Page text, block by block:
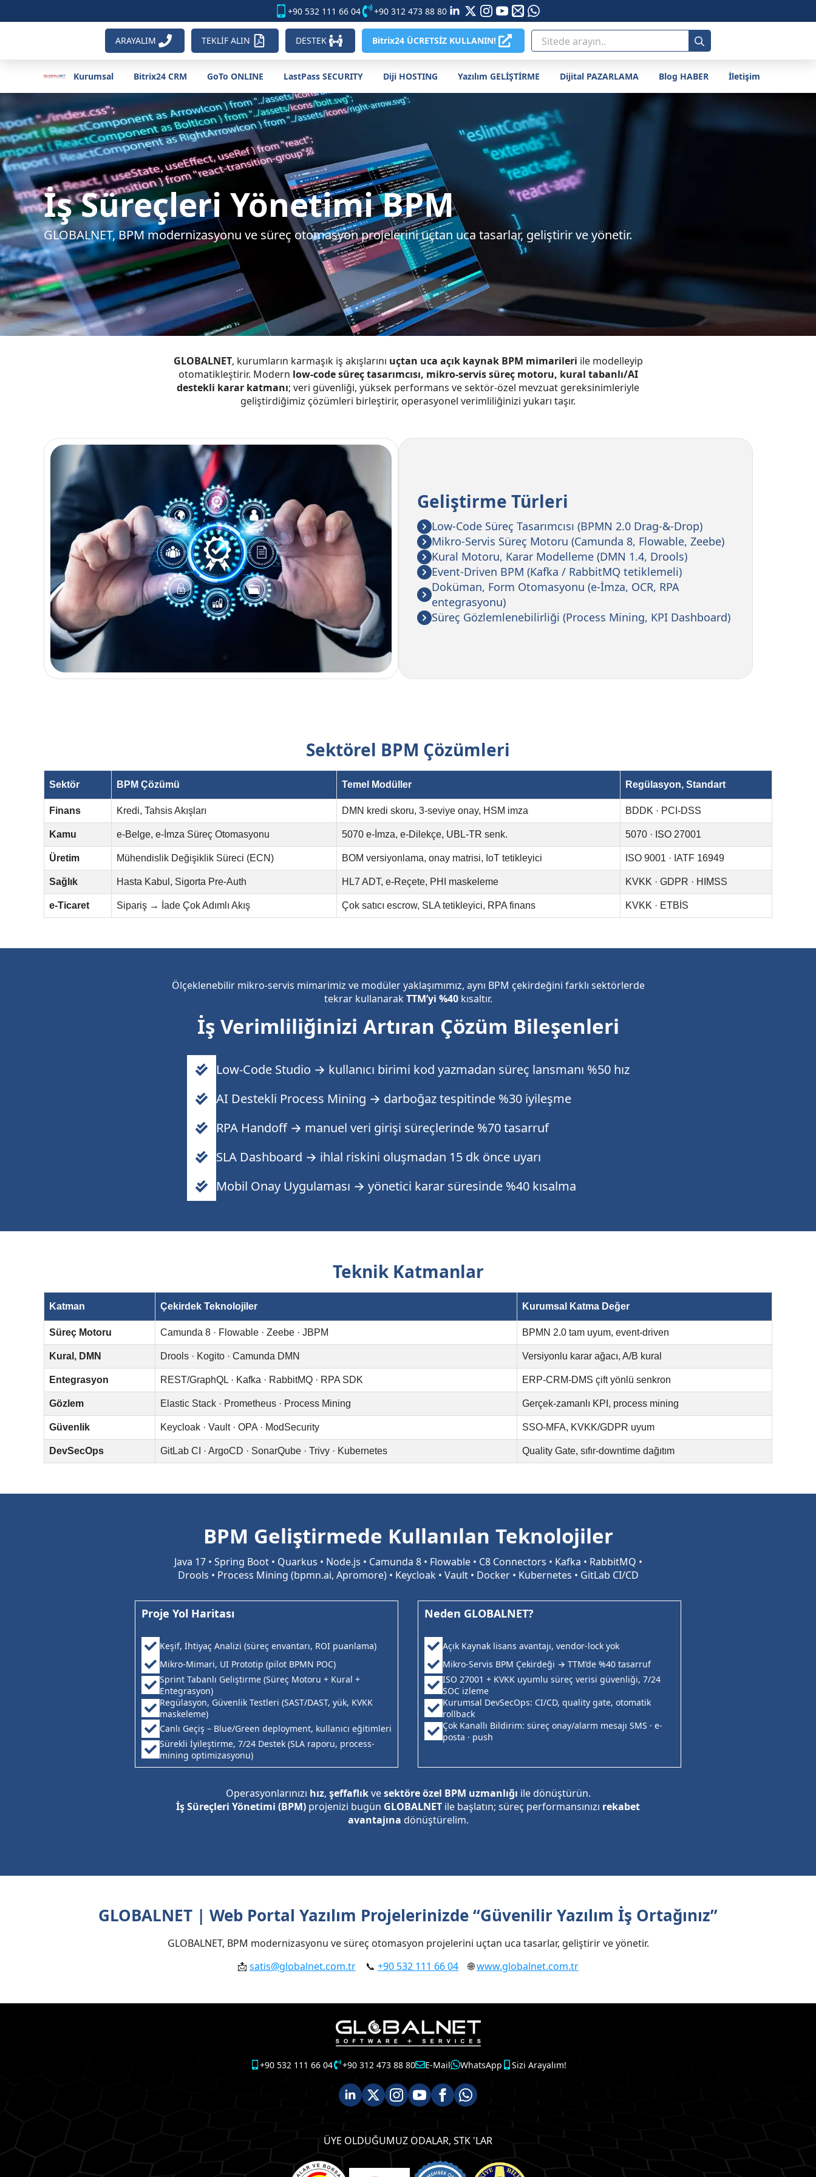
+90 532 111 66 04 +90 312 473 88 80
ARAYALIM TEKLİF ALIN DESTEK Bitrix24 ÜCRETSİZ KULLANIN!
Search
for:
Kurumsal Bitrix24 CRM GoTo ONLINE LastPass SECURITY Diji HOSTING Yazılım GELİŞTİRME Dijital PAZARLAMA Blog HABER İletişim
İş Süreçleri Yönetimi BPM
GLOBALNET, BPM modernizasyonu ve süreç otomasyon projelerini uçtan uca tasarlar, geliştirir ve yönetir.
GLOBALNET, kurumların karmaşık iş akışlarını uçtan uca açık kaynak BPM mimarileri ile modelleyip
otomatikleştirir. Modern low-code süreç tasarımcısı, mikro-servis süreç motoru, kural tabanlı/AI
destekli karar katmanı; veri güvenliği, yüksek performans ve sektör-özel mevzuat gereksinimleriyle
geliştirdiğimiz çözümleri birleştirir, operasyonel verimliliğinizi yukarı taşır.
Geliştirme Türleri
Low-Code Süreç Tasarımcısı (BPMN 2.0 Drag-&-Drop)
Mikro-Servis Süreç Motoru (Camunda 8, Flowable, Zeebe)
Kural Motoru, Karar Modelleme (DMN 1.4, Drools)
Event-Driven BPM (Kafka / RabbitMQ tetiklemeli)
Doküman, Form Otomasyonu (e-İmza, OCR, RPA
entegrasyonu)
Süreç Gözlemlenebilirliği (Process Mining, KPI Dashboard)
Sektörel BPM Çözümleri
Sektör BPM Çözümü Temel Modüller Regülasyon, Standart
Finans Kredi, Tahsis Akışları DMN kredi skoru, 3-seviye onay, HSM imza BDDK · PCI-DSS
Kamu e-Belge, e-İmza Süreç Otomasyonu 5070 e-İmza, e-Dilekçe, UBL-TR senk. 5070 · ISO 27001
Üretim Mühendislik Değişiklik Süreci (ECN) BOM versiyonlama, onay matrisi, IoT tetikleyici ISO 9001 · IATF 16949
Sağlık Hasta Kabul, Sigorta Pre-Auth HL7 ADT, e-Reçete, PHI maskeleme KVKK · GDPR · HIMSS
e-Ticaret Sipariş → İade Çok Adımlı Akış Çok satıcı escrow, SLA tetikleyici, RPA finans KVKK · ETBİS
Ölçeklenebilir mikro-servis mimarimiz ve modüler yaklaşımımız, aynı BPM çekirdeğini farklı sektörlerde
tekrar kullanarakTTM’yi %40kısaltır.
İş Verimliliğinizi Artıran Çözüm Bileşenleri
Low-Code Studio → kullanıcı birimi kod yazmadan süreç lansmanı %50 hız
AI Destekli Process Mining → darboğaz tespitinde %30 iyileşme
RPA Handoff → manuel veri girişi süreçlerinde %70 tasarruf
SLA Dashboard → ihlal riskini oluşmadan 15 dk önce uyarı
Mobil Onay Uygulaması → yönetici karar süresinde %40 kısalma
Teknik Katmanlar
Katman Çekirdek Teknolojiler Kurumsal Katma Değer
Süreç Motoru Camunda 8 · Flowable · Zeebe · JBPM BPMN 2.0 tam uyum, event-driven
Kural, DMN Drools · Kogito · Camunda DMN Versiyonlu karar ağacı, A/B kural
Entegrasyon REST/GraphQL · Kafka · RabbitMQ · RPA SDK ERP-CRM-DMS çift yönlü senkron
Gözlem Elastic Stack · Prometheus · Process Mining Gerçek-zamanlı KPI, process mining
Güvenlik Keycloak · Vault · OPA · ModSecurity SSO-MFA, KVKK/GDPR uyum
DevSecOps GitLab CI · ArgoCD · SonarQube · Trivy · Kubernetes Quality Gate, sıfır-downtime dağıtım
BPM Geliştirmede Kullanılan Teknolojiler
Java 17 • Spring Boot • Quarkus • Node.js • Camunda 8 • Flowable • C8 Connectors • Kafka • RabbitMQ •
Drools • Process Mining (bpmn.ai, Apromore) • Keycloak • Vault • Docker • Kubernetes • GitLab CI/CD
Proje Yol Haritası
Keşif, İhtiyaç Analizi (süreç envantarı, ROI puanlama)
Mikro-Mimari, UI Prototip (pilot BPMN POC)
Sprint Tabanlı Geliştirme (Süreç Motoru + Kural +
Entegrasyon)
Regülasyon, Güvenlik Testleri (SAST/DAST, yük, KVKK
maskeleme)
Canlı Geçiş – Blue/Green deployment, kullanıcı eğitimleri
Sürekli İyileştirme, 7/24 Destek (SLA raporu, process-
mining optimizasyonu)
Neden GLOBALNET?
Açık Kaynak lisans avantajı, vendor-lock yok
Mikro-Servis BPM Çekirdeği → TTM’de %40 tasarruf
ISO 27001 + KVKK uyumlu süreç verisi güvenliği, 7/24
SOC izleme
Kurumsal DevSecOps: CI/CD, quality gate, otomatik
rollback
Çok Kanallı Bildirim: süreç onay/alarm mesajı SMS · e-
posta · push
Operasyonlarınızı hız, şeffaflıkvesektöre özel BPM uzmanlığı ile dönüştürün.
İş Süreçleri Yönetimi (BPM) projenizi bugün GLOBALNET ile başlatın; süreç performansınızı rekabet
avantajına dönüştürelim.
GLOBALNET | Web Portal Yazılım Projelerinizde “Güvenilir Yazılım İş Ortağınız”
GLOBALNET, BPM modernizasyonu ve süreç otomasyon projelerini uçtan uca tasarlar, geliştirir ve yönetir.
📩 satis@globalnet.com.tr 📞 +90 532 111 66 04 🌐www.globalnet.com.tr
+90 532 111 66 04 +90 312 473 88 80 E-Mail WhatsApp Sizi Arayalım!
ÜYE OLDUĞUMUZ ODALAR, STK 'LAR